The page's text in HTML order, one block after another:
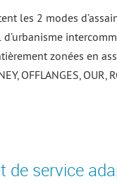
les 2 modes
zonées en
OFFLANGES, OUR,
de service